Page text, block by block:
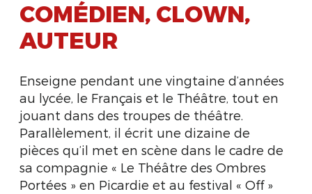
COMÉDIEN, CLOWN,
AUTEUR
Enseigne pendant une vingtaine d’années
au lycée, le Français et le Théâtre, tout en
jouant dans des troupes de théâtre.
Parallèlement, il écrit une dizaine de
pièces qu’il met en scène dans le cadre de
sa compagnie « Le Théâtre des Ombres
Portées » en Picardie et au festival « Off »